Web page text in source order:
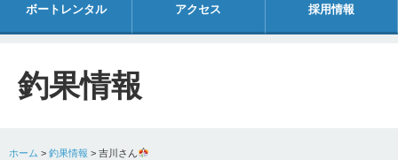
ボートレンタル アクセス 採用情報
釣果情報
ホーム > 釣果情報 > 吉川さん